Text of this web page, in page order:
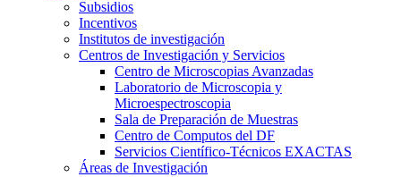
Subsidios
Incentivos
Institutos de investigación
Centros de Investigación y Servicios
Centro de Microscopias Avanzadas
Laboratorio de Microscopia y
Microespectroscopia
Sala de Preparación de Muestras
Centro de Computos del DF
Servicios Científico-Técnicos EXACTAS
Áreas de Investigación